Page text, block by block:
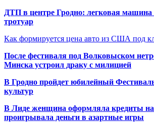
ДТП в центре Гродно: легковая машина
тротуар
Как формируется цена авто из США под
После фестиваля под Волковыском
Минска устроил драку с милицией
В Гродно пройдет юбилейный
культур
В Лиде женщина оформляла кредиты на
проигрывала деньги в азартные игры